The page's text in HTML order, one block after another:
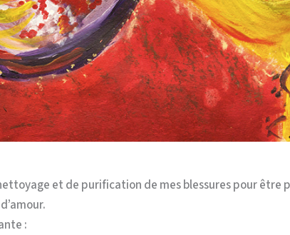
et de purification de mes blessures pour être
: